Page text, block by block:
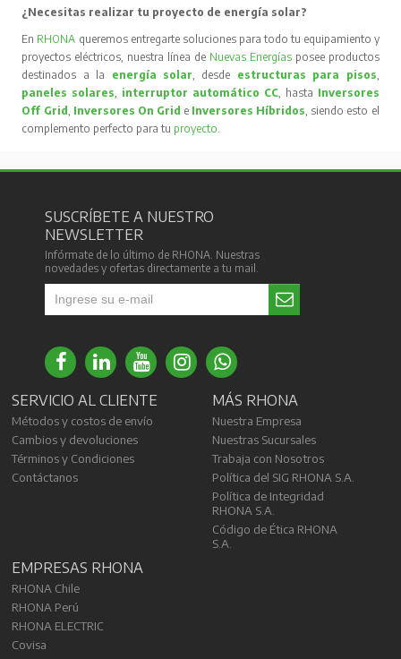
¿Necesitas realizar tu proyecto de energía solar?
En RHONA queremos entregarte soluciones para todo tu equipamiento y
proyectos eléctricos, nuestra línea de Nuevas Energíasposee productos
destinados a la energía solar, desde estructuras para pisos,
paneles solares, interruptor automático CC, hasta Inversores
Off Grid, Inversores On Grid e Inversores Híbridos, siendo esto el
complemento perfecto para tu proyecto.
SUSCRÍBETE A NUESTRO
NEWSLETTER
Infórmate de lo último de RHONA. Nuestras
novedades y ofertas directamente a tu mail.
SERVICIO AL CLIENTE
Métodos y costos de envío
Cambios y devoluciones
Términos y Condiciones
Contáctanos
MÁS RHONA
Nuestra Empresa
Nuestras Sucursales
Trabaja con Nosotros
Política del SIG RHONA S.A.
Política de Integridad
RHONA S.A.
Código de Ética RHONA
S.A.
EMPRESAS RHONA
RHONA Chile
RHONA Perú
RHONA ELECTRIC
Covisa